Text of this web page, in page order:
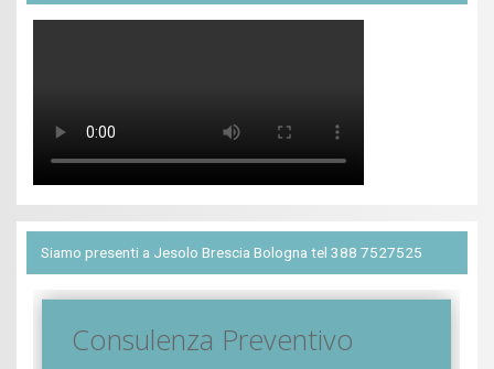
Siamo presenti a Jesolo Brescia Bologna tel 388 7527525